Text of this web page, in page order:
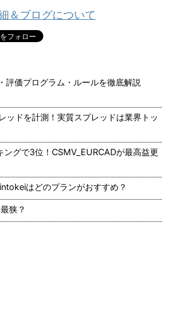
＆ブログについて
評価プログラム・ルールを徹底解説
ッドを計測！実質スプレッドは業界トッ
ングで3位！CSMV_EURCADが最高益更
はどのプランがおすすめ？
狭？